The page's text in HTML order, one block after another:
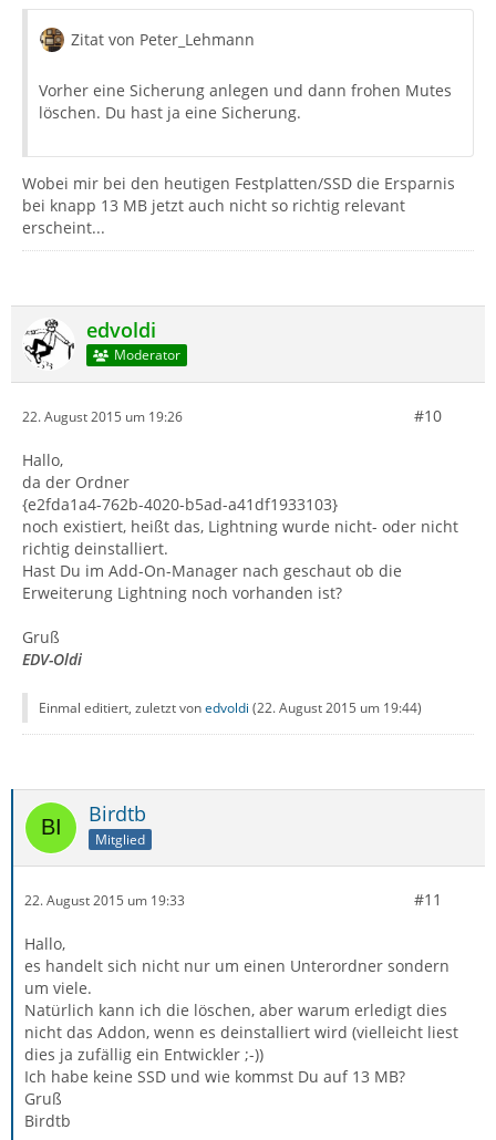
Zitat von Peter_Lehmann
Vorher eine Sicherung anlegen und dann frohen Mutes
löschen. Du hast ja eine Sicherung.
Wobei mir bei den heutigen Festplatten/SSD die Ersparnis
bei knapp 13 MB jetzt auch nicht so richtig relevant
erscheint...
edvoldi
Moderator
22. August 2015 um 19:26 #10
Hallo,
da der Ordner
{e2fda1a4-762b-4020-b5ad-a41df1933103}
noch existiert, heißt das, Lightning wurde nicht- oder nicht
richtig deinstalliert.
Hast Du im Add-On-Manager nach geschaut ob die
Erweiterung Lightning noch vorhanden ist?
Gruß
EDV-Oldi
Einmal editiert, zuletzt vonedvoldi (22. August 2015 um 19:44)
Birdtb
Mitglied
22. August 2015 um 19:33 #11
Hallo,
es handelt sich nicht nur um einen Unterordner sondern
um viele.
Natürlich kann ich die löschen, aber warum erledigt dies
nicht das Addon, wenn es deinstalliert wird (vielleicht liest
dies ja zufällig ein Entwickler ;-))
Ich habe keine SSD und wie kommst Du auf 13 MB?
Gruß
Birdtb